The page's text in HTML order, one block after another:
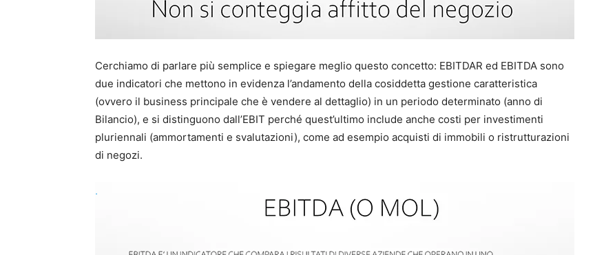
Cerchiamo di parlare più semplice e spiegare meglio questo concetto: EBITDAR ed EBITDA sono
due indicatori che mettono in evidenza l’andamento della cosiddetta gestione caratteristica
(ovvero il business principale che è vendere al dettaglio) in un periodo determinato (anno di
Bilancio), e si distinguono dall’EBIT perché quest’ultimo include anche costi per investimenti
pluriennali (ammortamenti e svalutazioni), come ad esempio acquisti di immobili o ristrutturazioni
di negozi.
.